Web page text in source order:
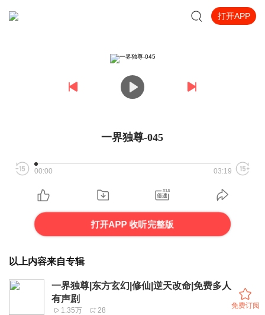
打开APP
一界独尊-045
00:00 03:19
打开APP 收听完整版
以上内容来自专辑
一界独尊|东方玄幻|修仙|逆天改命|免费多人
有声剧
1.35万 28
免费订阅